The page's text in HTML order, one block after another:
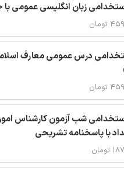
زبان انگلیسی عمومی
درس عمومی معارف
شب آزمون کارشناس
با پاسخنامه تشریحی